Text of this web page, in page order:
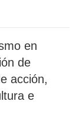
en
de
acción,
e